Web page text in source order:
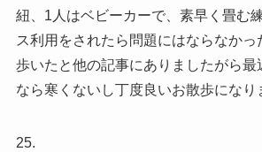
紐、1人はベビーカーで、素早く畳む
ス利用をされたら問題にはならなかっ
歩いたと他の記事にありましたがら最
なら寒くないし丁度良いお散歩になり
25.